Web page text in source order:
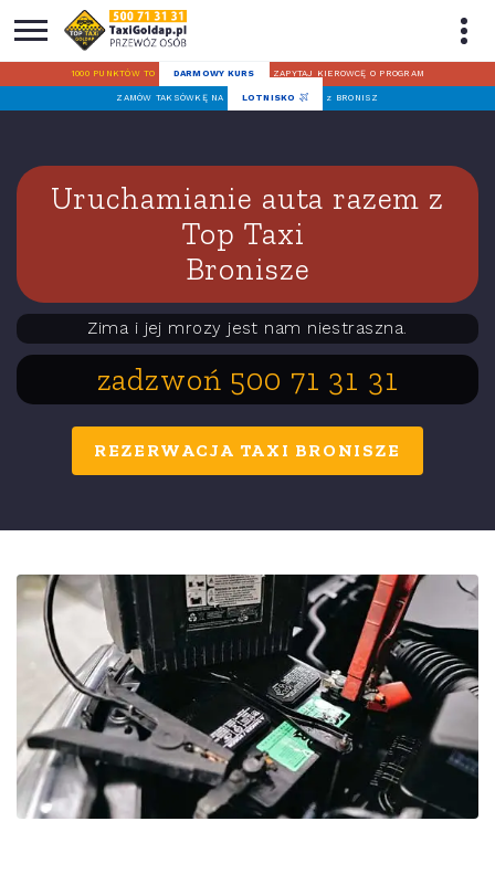
1000 PUNKTÓW TO DARMOWY KURS ZAPYTAJ KIEROWCĘ O PROGRAM
ZAMÓW TAKSÓWKĘ NA LOTNISKO z BRONISZ
Uruchamianie auta razem z
Top Taxi
Bronisze
Zima i jej mrozy jest nam niestraszna.
zadzwoń 500 71 31 31
REZERWACJA TAXI BRONISZE